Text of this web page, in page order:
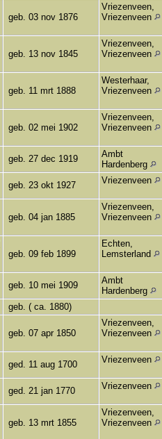
geb. 03 nov 1876
Vriezenveen,
Vriezenveen
geb. 13 nov 1845
Vriezenveen,
Vriezenveen
geb. 11 mrt 1888
Westerhaar,
Vriezenveen
geb. 02 mei 1902
Vriezenveen,
Vriezenveen
geb. 27 dec 1919
Ambt
Hardenberg
geb. 23 okt 1927 Vriezenveen
geb. 04 jan 1885
Vriezenveen,
Vriezenveen
geb. 09 feb 1899
Echten,
Lemsterland
geb. 10 mei 1909
Ambt
Hardenberg
geb. ( ca. 1880)
geb. 07 apr 1850
Vriezenveen,
Vriezenveen
ged. 11 aug 1700 Vriezenveen
ged. 21 jan 1770 Vriezenveen
geb. 13 mrt 1855
Vriezenveen,
Vriezenveen